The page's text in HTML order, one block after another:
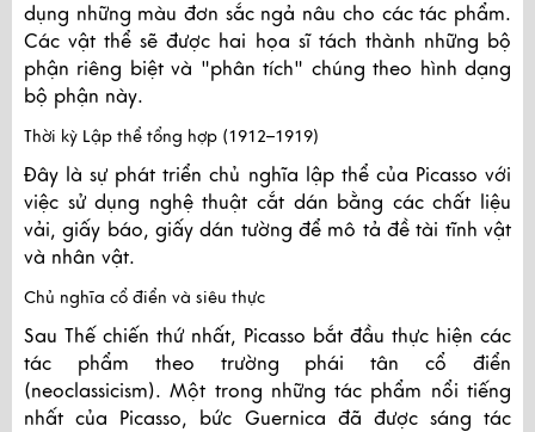
dụng những màu đơn sắc ngả nâu cho các tác phẩm.
Các vật thể sẽ được hai họa sĩ tách thành những bộ
phận riêng biệt và "phân tích" chúng theo hình dạng
bộ phận này.
Thời kỳ Lập thể tổng hợp (1912–1919)
Đây là sự phát triển chủ nghĩa lập thể của Picasso với
việc sử dụng nghệ thuật cắt dán bằng các chất liệu
vải, giấy báo, giấy dán tường để mô tả đề tài tĩnh vật
và nhân vật.
Chủ nghĩa cổ điển và siêu thực
Sau Thế chiến thứ nhất, Picasso bắt đầu thực hiện các
tác phẩm theo trường phái tân cổ điển
(neoclassicism). Một trong những tác phẩm nổi tiếng
nhất của Picasso, bức Guernica đã được sáng tác